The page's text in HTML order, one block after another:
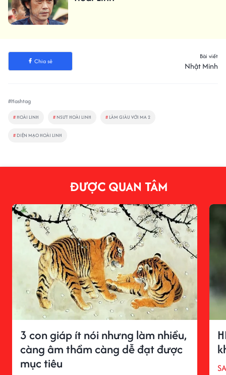
Chia sẻ
Bài viết
Nhật Minh
#Hashtag
# HOÀI LINH # NSƯT HOÀI LINH # LÀM GIÀU VỚI MA 2
# DIỆN MẠO HOÀI LINH
ĐƯỢC QUAN TÂM
3 con giáp ít nói nhưng làm nhiều,
càng âm thầm càng dễ đạt được
mục tiêu